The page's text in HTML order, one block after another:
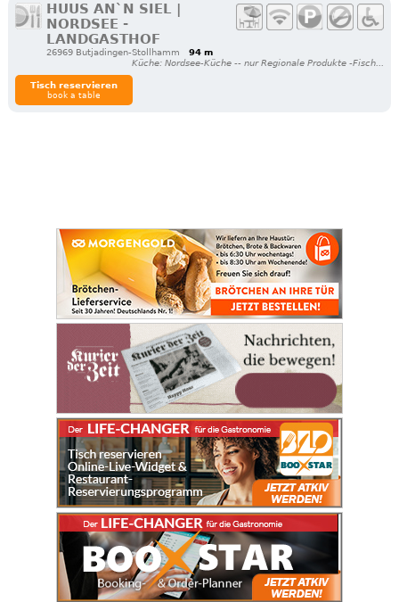
HUUS AN`N SIEL |
NORDSEE -
LANDGASTHOF
26969 Butjadingen-Stollhamm
94 m
Küche: Nordsee-Küche -- nur Regionale Produkte -Fisch...
Tisch reservieren
book a table